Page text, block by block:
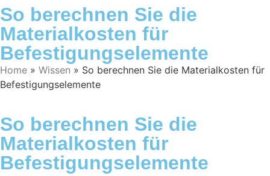
So berechnen Sie die
Materialkosten für
Befestigungselemente
Home » Wissen » So berechnen Sie die Materialkosten für
Befestigungselemente
So berechnen Sie die
Materialkosten für
Befestigungselemente